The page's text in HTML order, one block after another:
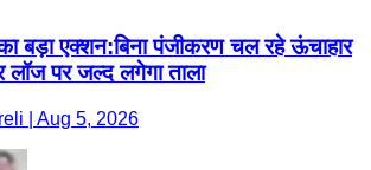
बड़ा एक्शन:बिना पंजीकरण चल रहे ऊंचाहार
पर जल्द लगेगा ताला
| Aug 5, 2026